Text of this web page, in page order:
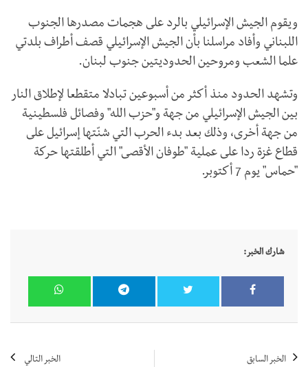
ويقوم الجيش الإسرائيلي بالرد على هجمات مصدرها الجنوب
اللبناني وأفاد مراسلنا بأن الجيش الإسرائيلي قصف أطراف بلدتي
علما الشعب ومروحين الحدوديتين جنوب لبنان.
وتشهد الحدود منذ أكثر من أسبوعين تبادلا متقطعا لإطلاق النار
بين الجيش الإسرائيلي من جهة و"حزب الله" وفصائل فلسطينية
من جهة أخرى، وذلك بعد بدء الحرب التي شنّتها إسرائيل على
قطاع غزة ردا على عملية "طوفان الأقصى" التي أطلقتها حركة
"حماس" يوم 7 أكتوبر.
شارك الخبر:
الخبر السابق الخبر التالي